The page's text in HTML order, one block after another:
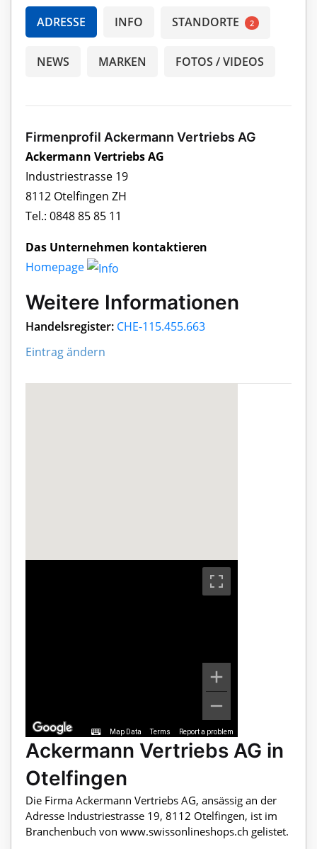
ADRESSE INFO STANDORTE 2
NEWS MARKEN FOTOS / VIDEOS
Firmenprofil Ackermann Vertriebs AG
Ackermann Vertriebs AG
Industriestrasse 19
8112 Otelfingen ZH
Tel.: 0848 85 85 11
Das Unternehmen kontaktieren
Homepage
Weitere Informationen
Handelsregister: CHE-115.455.663
Eintrag ändern
Map Data Terms Report a problem
Ackermann Vertriebs AG in
Otelfingen
Die Firma Ackermann Vertriebs AG, ansässig an der
Adresse Industriestrasse 19, 8112 Otelfingen, ist im
Branchenbuch von www.swissonlineshops.ch gelistet.